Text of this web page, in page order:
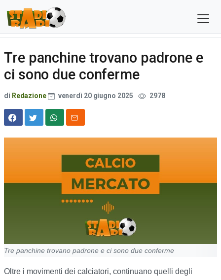
Tre panchine trovano padrone e
ci sono due conferme
di Redazione venerdì 20 giugno 2025 2978
Tre panchine trovano padrone e ci sono due conferme
Oltre i movimenti dei calciatori, continuano quelli degli